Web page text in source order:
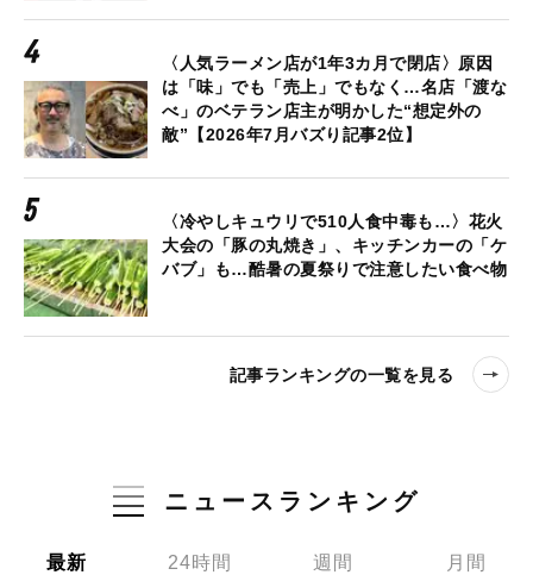
〈人気ラーメン店が1年3カ月で閉店〉原因
は「味」でも「売上」でもなく…名店「渡な
べ」のベテラン店主が明かした“想定外の
敵”【2026年7月バズり記事2位】
〈冷やしキュウリで510人食中毒も…〉花火
大会の「豚の丸焼き」、キッチンカーの「ケ
バブ」も…酷暑の夏祭りで注意したい食べ物
記事ランキングの一覧を見る
ニュースランキング
最新 24時間 週間 月間